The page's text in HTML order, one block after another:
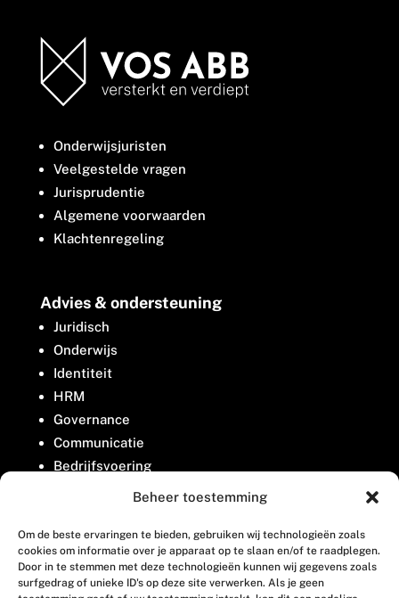
Beheer toestemming
Om de beste ervaringen te bieden, gebruiken wij technologieën zoals
cookies om informatie over je apparaat op te slaan en/of te raadplegen.
Door in te stemmen met deze technologieën kunnen wij gegevens zoals
surfgedrag of unieke ID's op deze site verwerken. Als je geen
Onderwijsjuristen
Veelgestelde vragen
Jurisprudentie
Algemene voorwaarden
Klachtenregeling
Advies & ondersteuning
Juridisch
Onderwijs
Identiteit
HRM
Governance
Communicatie
Bedrijfsvoering
Belangenbehartiging
Contact